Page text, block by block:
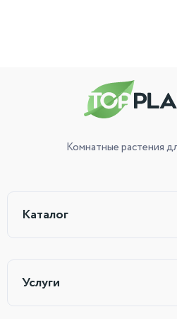
Комнатные растения
Каталог
Услуги